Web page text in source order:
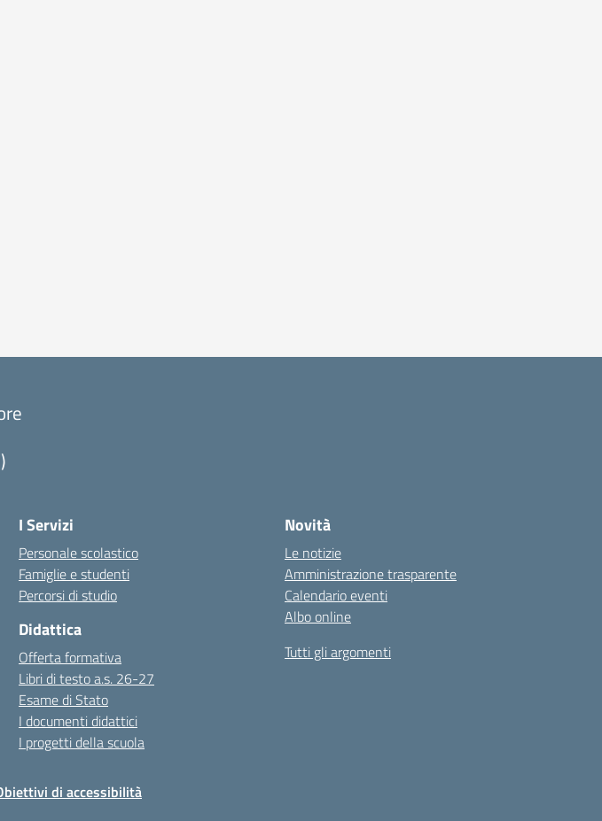
I Servizi
Personale scolastico
Famiglie e studenti
Percorsi di studio
Didattica
Offerta formativa
Libri di testo a.s. 26-27
Esame di Stato
I documenti didattici
I progetti della scuola
Novità
Le notizie
Amministrazione trasparente
Calendario eventi
Albo online
Tutti gli argomenti
di accessibilità